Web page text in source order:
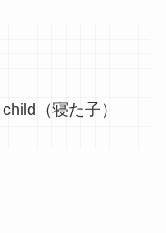
（寝た子）